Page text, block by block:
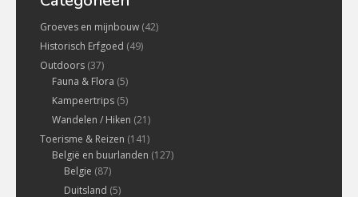
Groeves en mijnbouw (42)
Historisch Erfgoed (49)
Outdoors (37)
Fauna & Flora (5)
Kampeertrips (5)
Wandelen / Hiken (21)
Toerisme & Reizen (141)
België en buurlanden (127)
Belgie (87)
Duitsland (5)